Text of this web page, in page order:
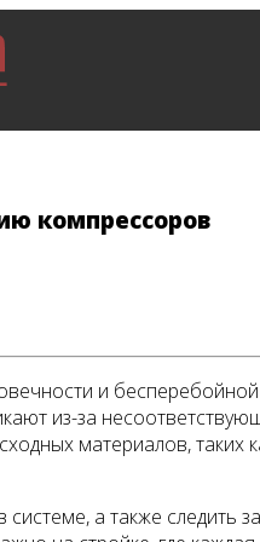
компрессоров
и
из-за
материалов,
а также